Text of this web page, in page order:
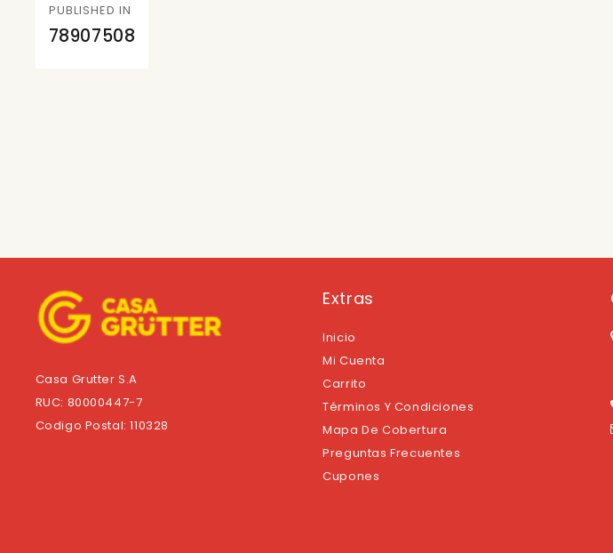
de
entradas
PUBLISHED IN
78907508
Casa Grutter S.A
RUC: 80000447-7
Codigo Postal: 110328
Extras
Inicio
Mi Cuenta
Carrito
Términos Y Condiciones
Mapa De Cobertura
Preguntas Frecuentes
Cupones